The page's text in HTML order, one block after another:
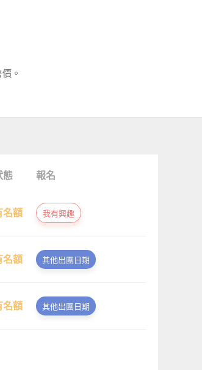
。
態 報名
名額 我有興趣
名額 其他出團日期
名額 其他出團日期